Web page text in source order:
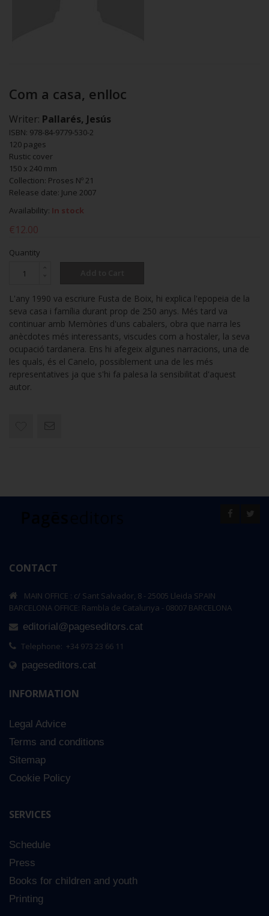
Com a casa, enlloc
Writer: Pallarés, Jesús
ISBN: 978-84-9779-530-2
120 pages
Rustic cover
150 x 240 mm
Collection: Proses Nº 21
Release date: June 2007
Availability: In stock
€12.00
Quantity
L'any 1990 va escriure Fusta de Boix, hi explica l'epopeia de la
seva casa i família durant prop de 250 anys. Més tard va
continuar amb Memòries d'uns cabalers, obra que narra les
anècdotes més interessants, viscudes com a hostaler, la seva
ocupació tardanera. Ens hi afegeix algunes narracions, una de
les quals, és el Canelo, possiblement una de les més
representatives ja que s'hi fa palesa la sensibilitat d'aquest
autor.
CONTACT
MAIN OFFICE : c/ Sant Salvador, 8 - 25005 Lleida SPAIN
BARCELONA OFFICE: Rambla de Catalunya - 08007 BARCELONA
editorial@pageseditors.cat
Telephone: +34 973 23 66 11
pageseditors.cat
INFORMATION
Legal Advice
Terms and conditions
Sitemap
Cookie Policy
SERVICES
Schedule
Press
Books for children and youth
Printing